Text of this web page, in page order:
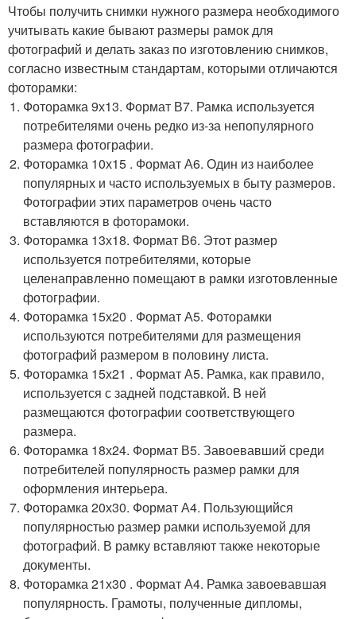
Чтобы получить снимки нужного размера необходимого
учитывать какие бывают размеры рамок для
фотографий и делать заказ по изготовлению снимков,
согласно известным стандартам, которыми отличаются
фоторамки:
Фоторамка 9х13. Формат В7. Рамка используется
потребителями очень редко из-за непопулярного
размера фотографии.
Фоторамка 10х15 . Формат А6. Один из наиболее
популярных и часто используемых в быту размеров.
Фотографии этих параметров очень часто
вставляются в фоторамоки.
Фоторамка 13х18. Формат В6. Этот размер
используется потребителями, которые
целенаправленно помещают в рамки изготовленные
фотографии.
Фоторамка 15х20 . Формат А5. Фоторамки
используются потребителями для размещения
фотографий размером в половину листа.
Фоторамка 15х21 . Формат А5. Рамка, как правило,
используется с задней подставкой. В ней
размещаются фотографии соответствующего
размера.
Фоторамка 18х24. Формат В5. Завоевавший среди
потребителей популярность размер рамки для
оформления интерьера.
Фоторамка 20х30. Формат А4. Пользующийся
популярностью размер рамки используемой для
фотографий. В рамку вставляют также некоторые
документы.
Фоторамка 21х30 . Формат А4. Рамка завоевавшая
популярность. Грамоты, полученные дипломы,